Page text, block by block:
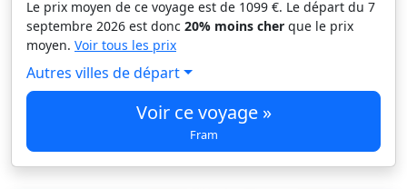
Le prix moyen de ce voyage est de 1099 €. Le départ du 7
septembre 2026 est donc 20% moins cher que le prix
moyen. Voir tous les prix
Autres villes de départ
Voir ce voyage »
Fram